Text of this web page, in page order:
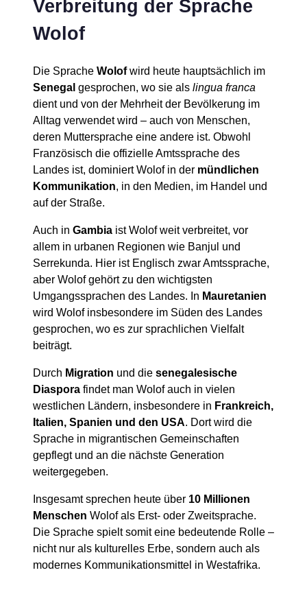
Verbreitung der Sprache
Wolof
Die Sprache Wolofwird heute hauptsächlich im
Senegal gesprochen, wo sie als lingua franca
dient und von der Mehrheit der Bevölkerung im
Alltag verwendet wird – auch von Menschen,
deren Muttersprache eine andere ist. Obwohl
Französisch die offizielle Amtssprache des
Landes ist, dominiert Wolof in der mündlichen
Kommunikation, in den Medien, im Handel und
auf der Straße.
Auch in Gambia ist Wolof weit verbreitet, vor
allem in urbanen Regionen wie Banjul und
Serrekunda. Hier ist Englisch zwar Amtssprache,
aber Wolof gehört zu den wichtigsten
Umgangssprachen des Landes. In Mauretanien
wird Wolof insbesondere im Süden des Landes
gesprochen, wo es zur sprachlichen Vielfalt
beiträgt.
Durch Migration und die senegalesische
Diaspora findet man Wolof auch in vielen
westlichen Ländern, insbesondere in Frankreich,
Italien, Spanien und den USA. Dort wird die
Sprache in migrantischen Gemeinschaften
gepflegt und an die nächste Generation
weitergegeben.
Insgesamt sprechen heute über 10 Millionen
Menschen Wolof als Erst- oder Zweitsprache.
Die Sprache spielt somit eine bedeutende Rolle –
nicht nur als kulturelles Erbe, sondern auch als
modernes Kommunikationsmittel in Westafrika.